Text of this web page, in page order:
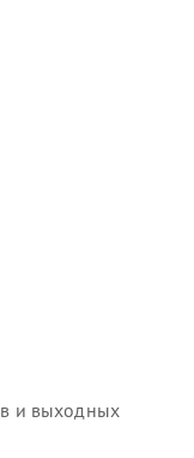
и выходных